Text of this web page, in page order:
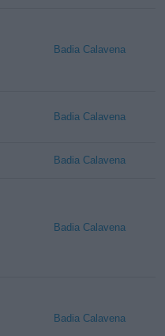
Badia Calavena
Badia Calavena
Badia Calavena
Badia Calavena
Badia Calavena